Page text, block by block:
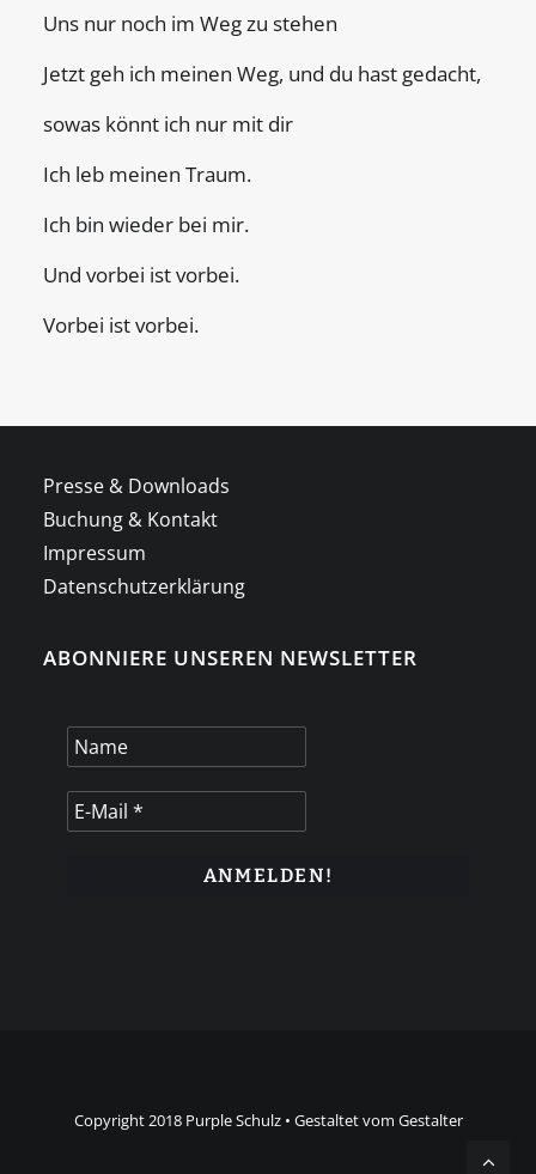
Uns nur noch im Weg zu stehen
Jetzt geh ich meinen Weg, und du hast gedacht,
sowas könnt ich nur mit dir
Ich leb meinen Traum.
Ich bin wieder bei mir.
Und vorbei ist vorbei.
Vorbei ist vorbei.
Presse & Downloads
Buchung & Kontakt
Impressum
Datenschutzerklärung
ABONNIERE UNSEREN NEWSLETTER
Copyright 2018 Purple Schulz • Gestaltet vom Gestalter